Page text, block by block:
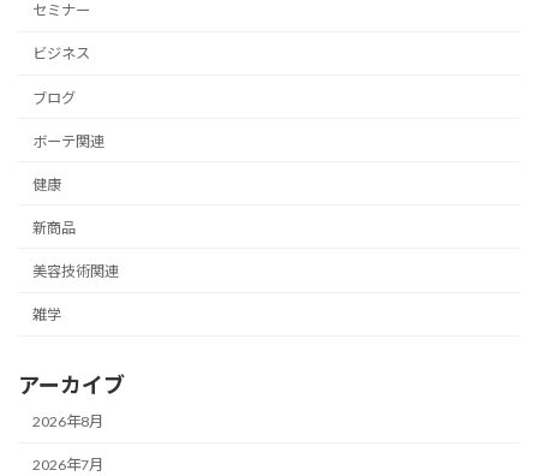
セミナー
ビジネス
ブログ
ボーテ関連
健康
新商品
美容技術関連
雑学
アーカイブ
2026年8月
2026年7月